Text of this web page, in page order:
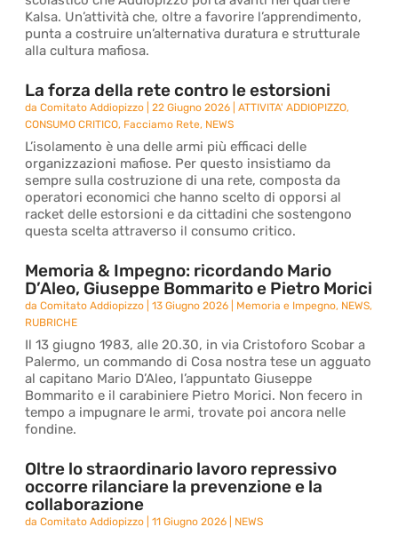
Kalsa. Un’attività che, oltre a favorire l’apprendimento,
punta a costruire un’alternativa duratura e strutturale
alla cultura mafiosa.
La forza della rete contro le estorsioni
daComitato Addiopizzo |22 Giugno 2026 |ATTIVITA' ADDIOPIZZO,
CONSUMO CRITICO, Facciamo Rete, NEWS
L’isolamento è una delle armi più efficaci delle
organizzazioni mafiose. Per questo insistiamo da
sempre sulla costruzione di una rete, composta da
operatori economici che hanno scelto di opporsi al
racket delle estorsioni e da cittadini che sostengono
questa scelta attraverso il consumo critico.
Memoria & Impegno: ricordando Mario
D’Aleo, Giuseppe Bommarito e Pietro Morici
daComitato Addiopizzo |13 Giugno 2026 Memoria e Impegno, NEWS,
RUBRICHE
Il 13 giugno 1983, alle 20.30, in via Cristoforo Scobar a
Palermo, un commando di Cosa nostra tese un agguato
al capitano Mario D’Aleo, l’appuntato Giuseppe
Bommarito e il carabiniere Pietro Morici. Non fecero in
tempo a impugnare le armi, trovate poi ancora nelle
fondine.
Oltre lo straordinario lavoro repressivo
occorre rilanciare la prevenzione e la
collaborazione
daComitato Addiopizzo |11 Giugno 2026 NEWS